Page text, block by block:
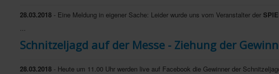
28.03.2018 - Eine Meldung in eigener Sache: Leider wurde uns vom Veranstalter der
...
Schnitzeljagd auf der Messe - Ziehung der
28.03.2018 - Heute um 11.00 Uhr werden live auf Facebook die Gewinner der